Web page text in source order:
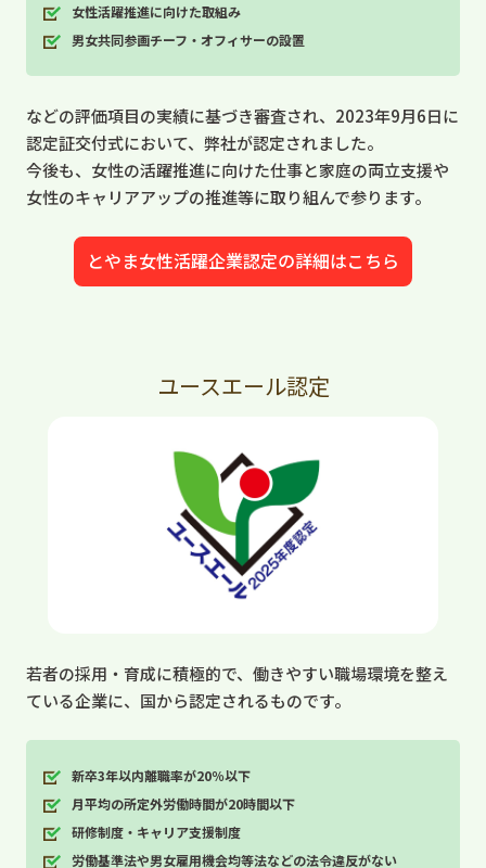
女性活躍推進に向けた取組み
男女共同参画チーフ・オフィサーの設置
などの評価項目の実績に基づき審査され、2023年9月6日に
認定証交付式において、弊社が認定されました。
今後も、女性の活躍推進に向けた仕事と家庭の両立支援や
女性のキャリアアップの推進等に取り組んで参ります。
とやま女性活躍企業認定の詳細はこちら
ユースエール認定
若者の採用・育成に積極的で、働きやすい職場環境を整え
ている企業に、国から認定されるものです。
新卒3年以内離職率が20％以下
月平均の所定外労働時間が20時間以下
研修制度・キャリア支援制度
労働基準法や男女雇用機会均等法などの法令違反がない